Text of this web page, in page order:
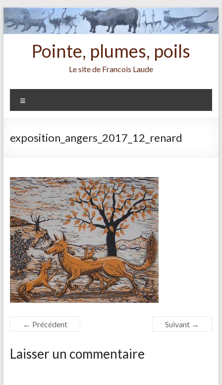
Aller
au
contenu
Pointe, plumes, poils
Le site de Francois Laude
exposition_angers_2017_12_renard
← Précédent Suivant →
Laisser un commentaire